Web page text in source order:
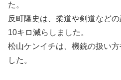
た。
反町隆史は、柔道や剣道など
10キロ減らしました。
松山ケンイチは、機銃の扱い
した。